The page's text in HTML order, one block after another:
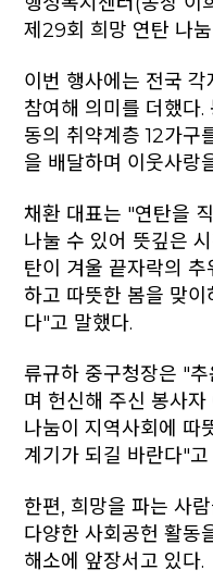
제29회 희망 연탄 나
이번 행사에는 전국
참여해 의미를 더했다.
동의 취약계층 12가
을 배달하며 이웃사랑
채환 대표는 "연탄을
나눌 수 있어 뜻깊은
탄이 겨울 끝자락의
하고 따뜻한 봄을 맞
다"고 말했다.
류규하 중구청장은 "
며 헌신해 주신 봉사
나눔이 지역사회에 따
계기가 되길 바란다"고
한편, 희망을 파는 사
다양한 사회공헌 활동
해소에 앞장서고 있다.